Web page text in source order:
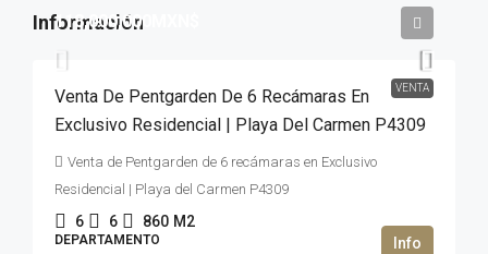
VENTA
118,000,000MXN$
Venta De Pentgarden De 6 Recámaras En
Exclusivo Residencial | Playa Del Carmen P4309
Venta de Pentgarden de 6 recámaras en Exclusivo
Residencial | Playa del Carmen P4309
6 6 860 M2
DEPARTAMENTO